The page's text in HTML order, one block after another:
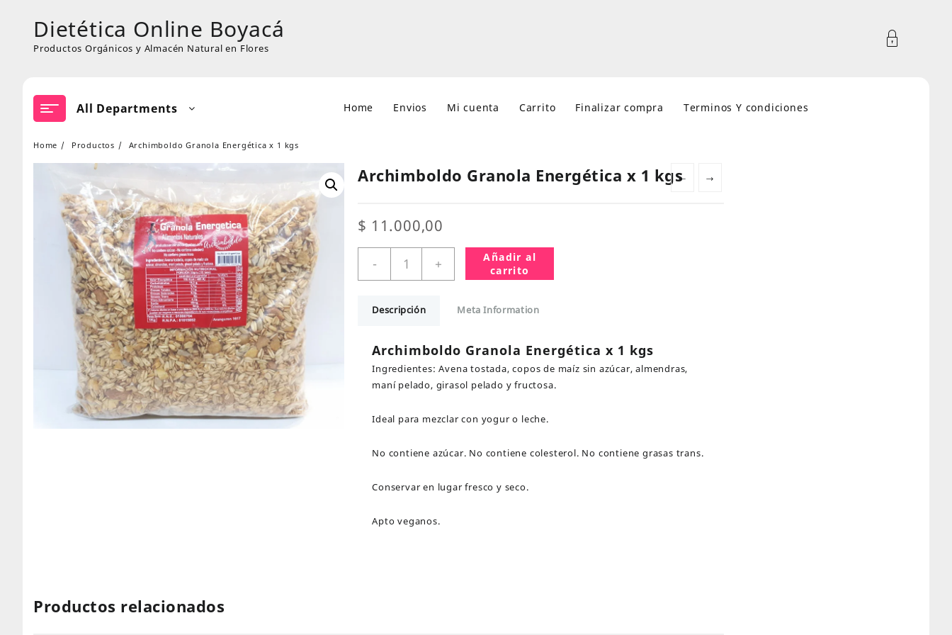
contentDietética Online Boyacá
Productos Orgánicos y Almacén Natural en Flores
All Departments Home Envios Mi cuenta Carrito Finalizar compra Terminos Y condiciones
Home Productos Archimboldo Granola Energética x 1 kgs
← →
Archimboldo Granola Energética x 1 kgs
$ 11.000,00
-
Granola
Energética
1
cantidad
+
Añadir al
carrito
Descripción Meta Information
Archimboldo Granola Energética x 1 kgs
Ingredientes: Avena tostada, copos de maíz sin azúcar, almendras,
maní pelado, girasol pelado y fructosa.
Ideal para mezclar con yogur o leche.
No contiene azúcar. No contiene colesterol. No contiene grasas trans.
Conservar en lugar fresco y seco.
Apto veganos.
Productos relacionados